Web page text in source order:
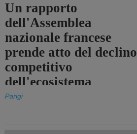
Un rapporto
dell'Assemblea
nazionale francese
prende atto del declino
competitivo
dell'ecosistema
portuale statale
Parigi